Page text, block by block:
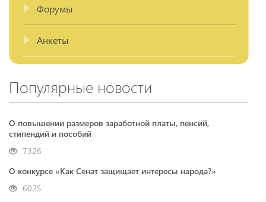
Форумы
Анкеты
Популярные новости
О повышении размеров заработной платы, пенсий,
стипендий и пособий
7326
О конкурсе «Как Сенат защищает интересы народа?»
6025